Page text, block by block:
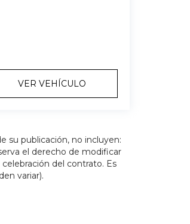
VER VEHÍCULO
su publicación, no incluyen:
el derecho de modificar
del contrato. Es
variar).